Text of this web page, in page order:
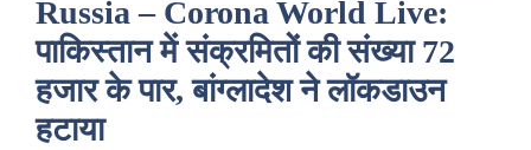
Russia – Corona World Live:
पाकिस्तान में संक्रमितों की संख्या 72
हजार के पार, बांग्लादेश ने लॉकडाउन
हटाया